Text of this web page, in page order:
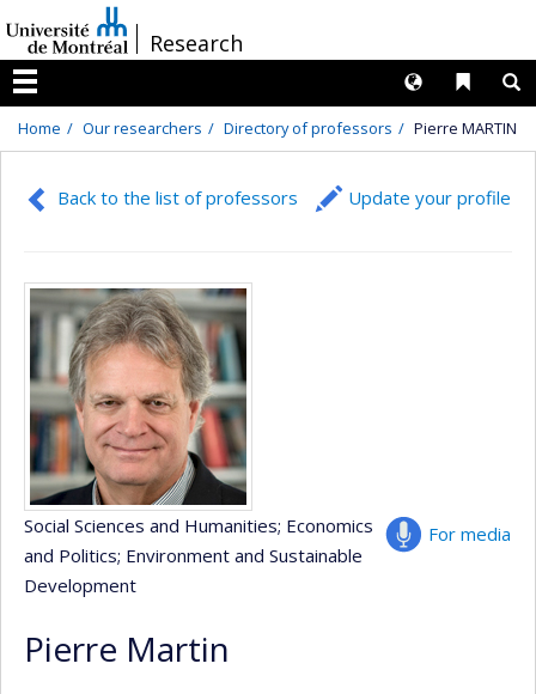
au
contenu
/Research
Menu
Liens
Langues
Home Our researchers Directory of professors Pierre MARTIN
Back to the list of professors Update your profile
For media
Social Sciences and Humanities; Economics
and Politics; Environment and Sustainable
Development
Pierre Martin